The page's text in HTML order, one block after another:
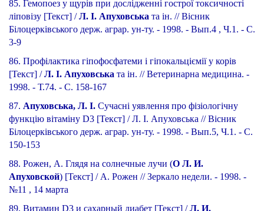
85. Гемопоез у щурів при дослідженні гострої токсичності
ліповізу [Текст] /Л. І. Апуховська та ін. // Вісник
Білоцерківського держ. аграр. ун-ту. - 1998. - Вып.4 , Ч.1. - С.
3-9
86. Профілактика гіпофосфатеми і гіпокальціємії у корів
[Текст] /Л. І. Апуховська та ін. // Ветеринарна медицина. -
1998. - Т.74. - С. 158-167
87. Апуховська, Л. І. Сучасні уявлення про фізіологічну
функцію вітаміну D3 [Текст] / Л. І. Апуховська // Вісник
Білоцерківського держ. аграр. ун-ту. - 1998. - Вып.5, Ч.1. - С.
150-153
88. Рожен, А. Глядя на солнечные лучи (О Л. И.
Апуховской) [Текст] / А. Рожен // Зеркало недели. - 1998. -
№11 , 14 марта
89. Витамин D3 и сахарный диабет [Текст] /Л. И.